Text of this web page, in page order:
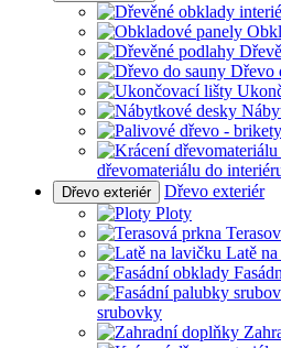
Dřevo
dřevomateriálu do
Dřevo exteriér
Dřevo exteriér
Ploty
Latě
srubovky